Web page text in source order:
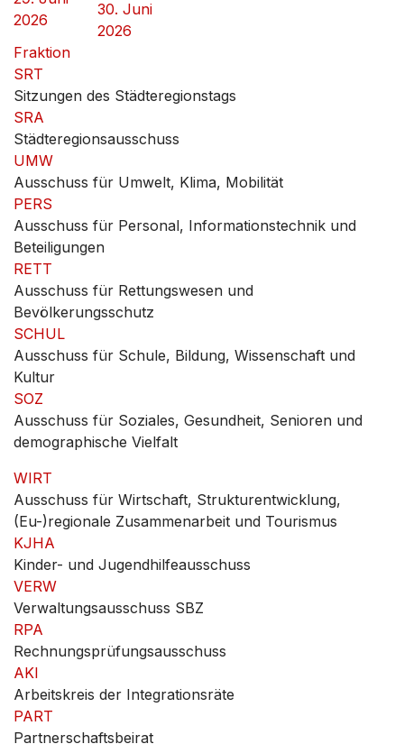
2026
30. Juni
2026
Fraktion
SRT
Sitzungen des Städteregionstags
SRA
Städteregionsausschuss
UMW
Ausschuss für Umwelt, Klima, Mobilität
PERS
Ausschuss für Personal, Informationstechnik und
Beteiligungen
RETT
Ausschuss für Rettungswesen und
Bevölkerungsschutz
SCHUL
Ausschuss für Schule, Bildung, Wissenschaft und
Kultur
SOZ
Ausschuss für Soziales, Gesundheit, Senioren und
demographische Vielfalt
WIRT
Ausschuss für Wirtschaft, Strukturentwicklung,
(Eu-)regionale Zusammenarbeit und Tourismus
KJHA
Kinder- und Jugendhilfeausschuss
VERW
Verwaltungsausschuss SBZ
RPA
Rechnungsprüfungsausschuss
AKI
Arbeitskreis der Integrationsräte
PART
Partnerschaftsbeirat